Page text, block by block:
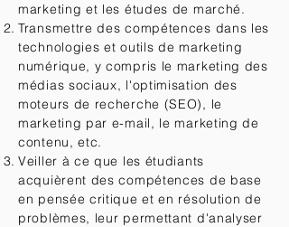
marketing et les études de marché.
Transmettre des compétences dans les
technologies et outils de marketing
numérique, y compris le marketing des
médias sociaux, l'optimisation des
moteurs de recherche (SEO), le
marketing par e-mail, le marketing de
contenu, etc.
Veiller à ce que les étudiants
acquièrent des compétences de base
en pensée critique et en résolution de
problèmes, leur permettant d'analyser